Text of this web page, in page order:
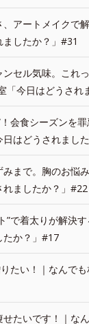
アートメイクで
したか？」#31
セル気味。これ
「今日はどうさ
会食シーズンを
日はどうされまし
まで。胸のお悩
れましたか？」#22
”で着太りが解決
たか？」#17
たい！｜なんで
たいです！｜な